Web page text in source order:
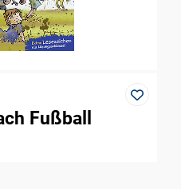
Fußball